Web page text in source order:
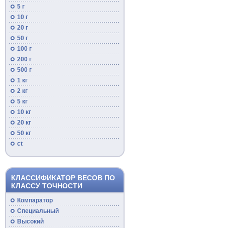
5 г
10 г
20 г
50 г
100 г
200 г
500 г
1 кг
2 кг
5 кг
10 кг
20 кг
50 кг
ct
КЛАССИФИКАТОР ВЕСОВ ПО
КЛАССУ ТОЧНОСТИ
Компаратор
Специальный
Высокий